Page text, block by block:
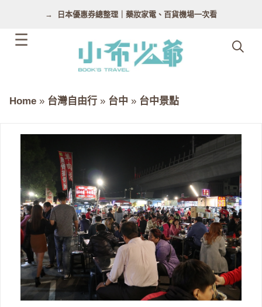
日本優惠券總整理｜藥妝家電、百貨機場一次看
Home » 台灣自由行 » 台中 » 台中景點